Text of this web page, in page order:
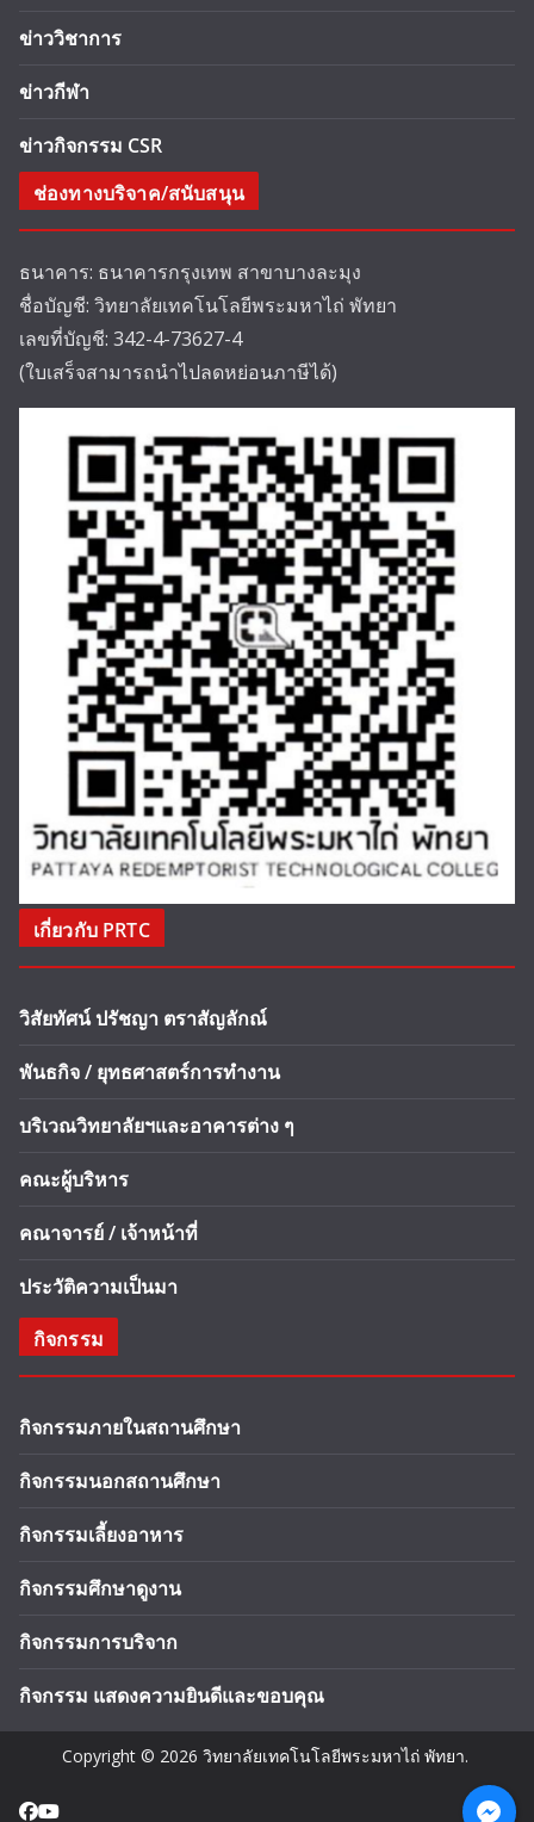
ข่าววิชาการ
ข่าวกีฬา
ข่าวกิจกรรม CSR
ช่องทางบริจาค/สนับสนุน
ธนาคาร: ธนาคารกรุงเทพ สาขาบางละมุง
ชื่อบัญชี: วิทยาลัยเทคโนโลยีพระมหาไถ่ พัทยา
เลขที่บัญชี: 342-4-73627-4
(ใบเสร็จสามารถนำไปลดหย่อนภาษีได้)
เกี่ยวกับ PRTC
วิสัยทัศน์ ปรัชญา ตราสัญลักณ์
พันธกิจ / ยุทธศาสตร์การทำงาน
บริเวณวิทยาลัยฯและอาคารต่าง ๆ
คณะผู้บริหาร
คณาจารย์ / เจ้าหน้าที่
ประวัติความเป็นมา
กิจกรรม
กิจกรรมภายในสถานศึกษา
กิจกรรมนอกสถานศึกษา
กิจกรรมเลี้ยงอาหาร
กิจกรรมศึกษาดูงาน
กิจกรรมการบริจาก
กิจกรรม แสดงความยินดีและขอบคุณ
Copyright © 2026 วิทยาลัยเทคโนโลยีพระมหาไถ่ พัทยา.